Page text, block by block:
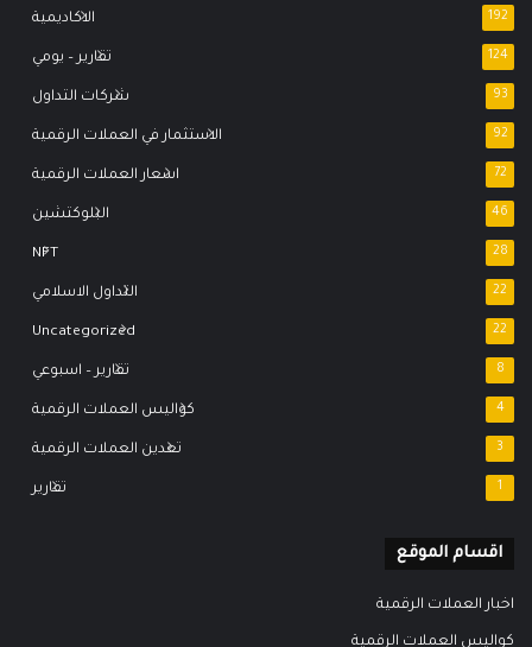
الاكاديمية 192
تقارير – يومي 124
شركات التداول 93
الاستثمار في العملات الرقمية 92
اسعار العملات الرقمية 72
البلوكتشين 46
NFT 28
التداول الاسلامي 22
Uncategorized 22
تقارير – اسبوعي 8
كواليس العملات الرقمية 4
تعدين العملات الرقمية 3
تقارير 1
اقسام الموقع
اخبار العملات الرقمية
كواليس العملات الرقمية